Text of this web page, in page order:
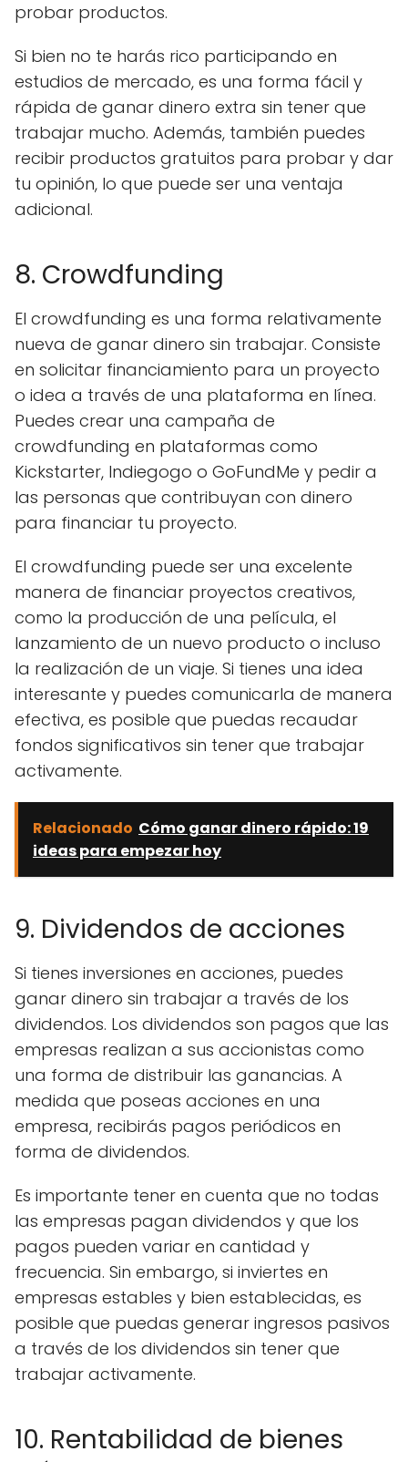
probar productos.
Si bien no te harás rico participando en
estudios de mercado, es una forma fácil y
rápida de ganar dinero extra sin tener que
trabajar mucho. Además, también puedes
recibir productos gratuitos para probar y dar
tu opinión, lo que puede ser una ventaja
adicional.
8. Crowdfunding
El crowdfunding es una forma relativamente
nueva de ganar dinero sin trabajar. Consiste
en solicitar financiamiento para un proyecto
o idea a través de una plataforma en línea.
Puedes crear una campaña de
crowdfunding en plataformas como
Kickstarter, Indiegogo o GoFundMe y pedir a
las personas que contribuyan con dinero
para financiar tu proyecto.
El crowdfunding puede ser una excelente
manera de financiar proyectos creativos,
como la producción de una película, el
lanzamiento de un nuevo producto o incluso
la realización de un viaje. Si tienes una idea
interesante y puedes comunicarla de manera
efectiva, es posible que puedas recaudar
fondos significativos sin tener que trabajar
activamente.
Relacionado Cómo ganar dinero rápido: 19
ideas para empezar hoy
9. Dividendos de acciones
Si tienes inversiones en acciones, puedes
ganar dinero sin trabajar a través de los
dividendos. Los dividendos son pagos que las
empresas realizan a sus accionistas como
una forma de distribuir las ganancias. A
medida que poseas acciones en una
empresa, recibirás pagos periódicos en
forma de dividendos.
Es importante tener en cuenta que no todas
las empresas pagan dividendos y que los
pagos pueden variar en cantidad y
frecuencia. Sin embargo, si inviertes en
empresas estables y bien establecidas, es
posible que puedas generar ingresos pasivos
a través de los dividendos sin tener que
trabajar activamente.
10. Rentabilidad de bienes